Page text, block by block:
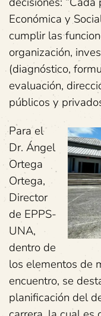
Económica y
cumplir las
organización,
(diagnóstico,
evaluación,
públicos y
Para el
Dr. Ángel
Ortega
Ortega,
Director
de EPPS-
UNA,
dentro de
los elementos de
encuentro, se
planificación del